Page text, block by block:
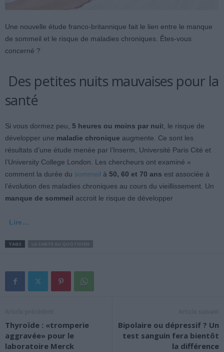
Une nouvelle étude franco-britannique fait le lien entre le manque
de sommeil et le risque de maladies chroniques. Êtes-vous
concerné ?
Des petites nuits mauvaises pour la
santé
Si vous dormez peu, 5 heures ou moins par nuit, le risque de
développer une maladie chronique augmente. Ce sont les
résultats d’une étude menée par l’Inserm, Université Paris Cité et
l’University College London. Les chercheurs ont examiné «
comment la durée du sommeil à 50, 60 et 70 ans est associée à
l’évolution des maladies chroniques au cours du vieillissement. Un
manque de sommeil accroit le risque de développer
Lire…
TAGS
Thyroïde : «tromperie
aggravée» pour le
laboratoire Merck
Bipolaire ou dépressif ? Un
test sanguin fera bientôt
la différence